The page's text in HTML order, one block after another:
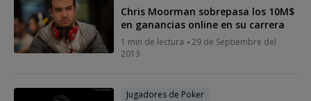
Chris Moorman sobrepasa los 10M$
en ganancias online en su carrera
1 min de lectura
29 de Septiembre del
2013
Jugadores de Poker